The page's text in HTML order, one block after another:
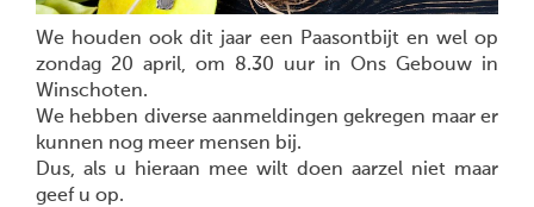
We houden ook dit jaar een Paasontbijt en wel op
zondag 20 april, om 8.30 uur in Ons Gebouw in
Winschoten.
We hebben diverse aanmeldingen gekregen maar er
kunnen nog meer mensen bij.
Dus, als u hieraan mee wilt doen aarzel niet maar
geef u op.